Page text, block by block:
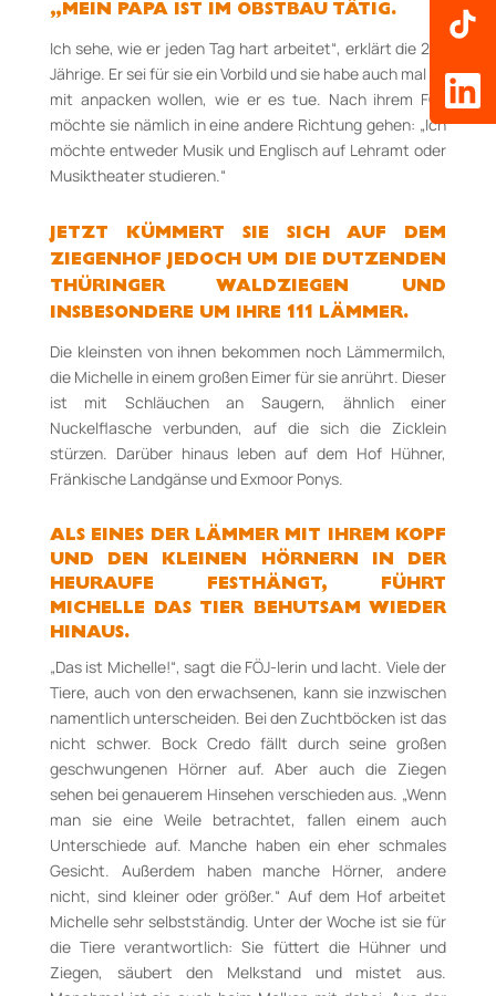
„MEIN PAPA IST IM OBSTBAU TÄTIG.
Ich sehe, wie er jeden Tag hart arbeitet“, erklärt die 20­-
Jährige. Er sei für sie ein Vorbild und sie habe auch mal so
mit anpacken wollen, wie er es tue. Nach ihrem FÖJ
möchte sie nämlich in eine andere Richtung gehen: „Ich
möchte entweder Musik und Englisch auf Lehramt oder
Musiktheater studieren.“
JETZT KÜMMERT SIE SICH AUF DEM
ZIEGENHOF JEDOCH UM DIE DUTZENDEN
THÜRINGER WALDZIEGEN UND
INSBESONDERE UM IHRE 111 LÄMMER.
Die kleinsten von ihnen bekommen noch Lämmermilch,
die Michelle in einem großen Eimer für sie anrührt. Dieser
ist mit Schläuchen an Saugern, ähnlich einer
Nuckelflasche verbunden, auf die sich die Zicklein
stürzen. Darüber hinaus leben auf dem Hof Hühner,
Fränkische Landgänse und Exmoor Ponys.
ALS EINES DER LÄMMER MIT IHREM KOPF
UND DEN KLEINEN HÖRNERN IN DER
HEURAUFE FESTHÄNGT, FÜHRT
MICHELLE DAS TIER BEHUTSAM WIEDER
HINAUS.
„Das ist Michelle!“, sagt die FÖJ-­lerin und lacht. Viele der
Tiere, auch von den erwachsenen, kann sie inzwischen
namentlich unterscheiden. Bei den Zuchtböcken ist das
nicht schwer. Bock Credo fällt durch seine großen
geschwungenen Hörner auf. Aber auch die Ziegen
sehen bei genauerem Hinsehen verschieden aus. „Wenn
man sie eine Weile betrachtet, fallen einem auch
Unterschiede auf. Manche haben ein eher schmales
Gesicht. Außerdem haben manche Hörner, andere
nicht, sind kleiner oder größer.“ Auf dem Hof arbeitet
Michelle sehr selbstständig. Unter der Woche ist sie für
die Tiere verantwortlich: Sie füttert die Hühner und
Ziegen, säubert den Melkstand und mistet aus.